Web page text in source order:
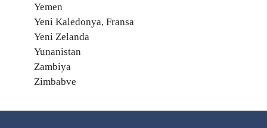
Yemen
Yeni Kaledonya, Fransa
Yeni Zelanda
Yunanistan
Zambiya
Zimbabve